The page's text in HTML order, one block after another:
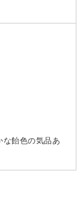
飴色の気品あ